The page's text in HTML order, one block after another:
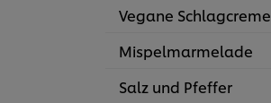
Vegane Schlagcreme
Mispelmarmelade
Salz und Pfeffer